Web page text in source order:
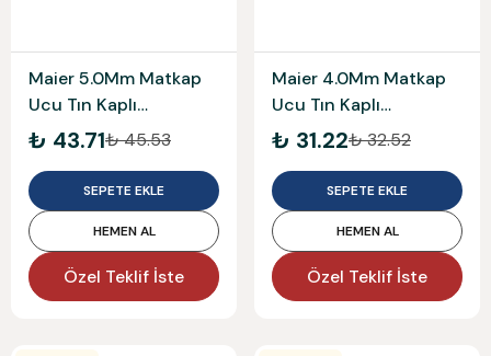
Maier 5.0Mm Matkap
Ucu Tın Kaplı
Mam338T050
₺ 43.71₺ 45.53
SEPETE EKLE
HEMEN AL
Özel Teklif İste
Maier 4.0Mm Matkap
Ucu Tın Kaplı
Mam338T040
₺ 31.22₺ 32.52
SEPETE EKLE
HEMEN AL
Özel Teklif İste